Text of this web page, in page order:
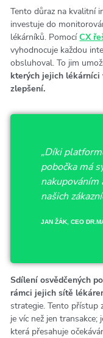
Tento důraz na kvalitní
investuje do
lékárníků. PomocíCX
vyhodnocuje každou
obsluhoval. To jim
kterých jejich
zlepšení.
„Díki
pobočka má
našich
JAN ŽÁK, CEO
Sdílení osvědčených
rámci jejich sítě
strategie. Tento přístup
je víc než jen
která přesahuje